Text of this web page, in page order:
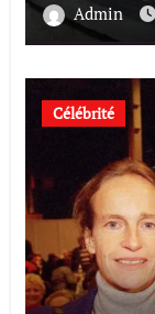
Admin
Célébrité